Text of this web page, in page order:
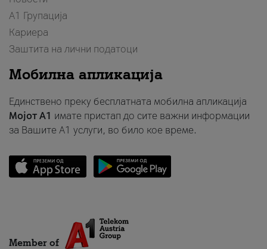
А1 Групација
Кариера
Заштита на лични податоци
Мобилна апликација
Единствено преку бесплатната мобилна апликација
Мојот A1 имате пристап до сите важни информации
за Вашите A1 услуги, во било кое време.
Member of